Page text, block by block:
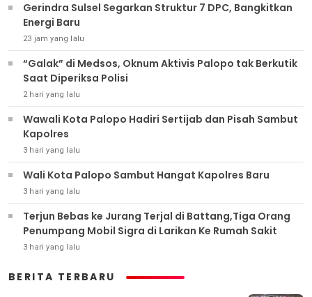
Gerindra Sulsel Segarkan Struktur 7 DPC, Bangkitkan
Energi Baru
23 jam yang lalu
“Galak” di Medsos, Oknum Aktivis Palopo tak Berkutik
Saat Diperiksa Polisi
2 hari yang lalu
Wawali Kota Palopo Hadiri Sertijab dan Pisah Sambut
Kapolres
3 hari yang lalu
Wali Kota Palopo Sambut Hangat Kapolres Baru
3 hari yang lalu
Terjun Bebas ke Jurang Terjal di Battang,Tiga Orang
Penumpang Mobil Sigra di Larikan Ke Rumah Sakit
3 hari yang lalu
BERITA TERBARU